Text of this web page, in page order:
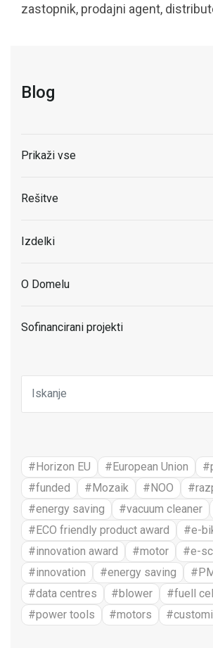
zastopnik, prodajni agent,
Blog
Prikaži vse
Rešitve
Izdelki
O Domelu
Sofinancirani projekti
#Horizon EU #European Union
#funded
#Mozaik #NOO
#energy saving
#vacuum cleaner
#ECO friendly product award
#e-
#innovation award
#motor
#e-
#innovation
#energy saving
#data centres
#blower
#fuell
#power tools
#motors